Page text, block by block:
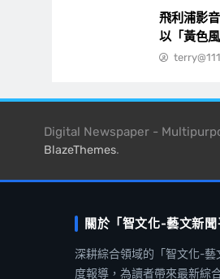
飛利浦影
以「黃色
Digital Newspaper -
BlazeThemes.
關於「智文化-藝文新聞
深耕綜合領域的「智文化-
度報導，為讀者帶來最新綜